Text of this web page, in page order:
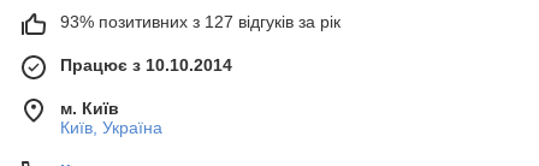
93% позитивних з 127 відгуків за рік
Працює з 10.10.2014
м. Київ
Київ, Україна